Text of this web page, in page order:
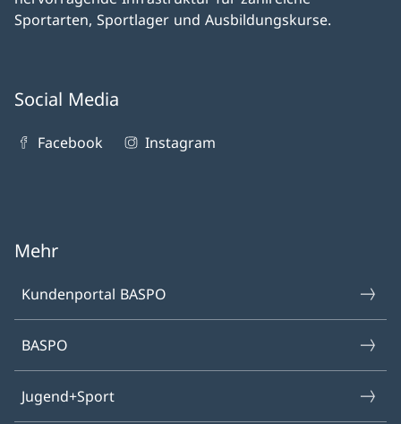
Sportarten, Sportlager und Ausbildungskurse.
Social Media
Facebook Instagram
Mehr
Kundenportal BASPO
BASPO
Jugend+Sport